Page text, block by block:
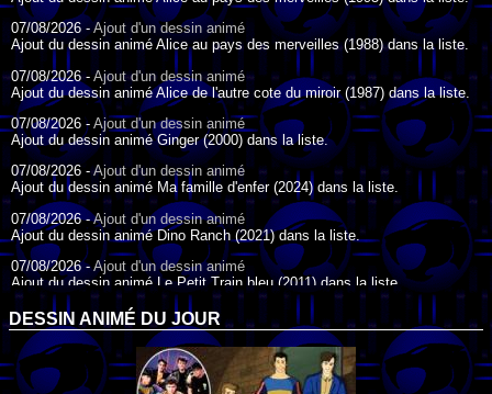
07/08/2026 -Ajout d'un dessin animé
Ajout du dessin animé Alice au pays des merveilles (1988) dans la liste.
07/08/2026 -Ajout d'un dessin animé
Ajout du dessin animé Alice de l'autre cote du miroir (1987) dans la liste.
07/08/2026 - Ajout d'un dessin animé
Ajout du dessin animé Ginger (2000) dans la liste.
07/08/2026 -Ajout d'un dessin animé
Ajout du dessin animé Ma famille d'enfer (2024) dans la liste.
07/08/2026 -Ajout d'un dessin animé
Ajout du dessin animé Dino Ranch (2021) dans la liste.
07/08/2026 -Ajout d'un dessin animé
Ajout du dessin animé Le Petit Train bleu (2011) dans la liste.
07/08/2026 - Ajout d'un dessin animé
Ajout du dessin animé Agent Spécial Oso (2009) dans la liste.
17/07/2026 -
Ajout d'un dessin animé
Ajout du dessin animé Peter Pan (1988) dans la liste.
DESSIN ANIMÉ DU JOUR